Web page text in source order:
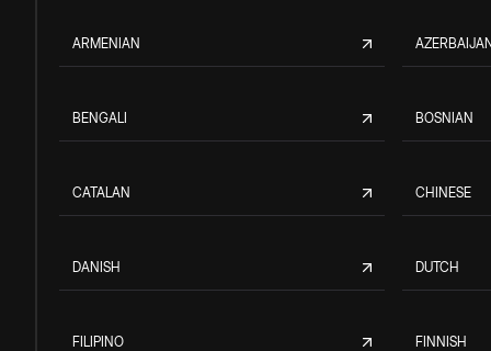
ARMENIAN
BENGALI BOSNIAN
CATALAN CHINESE
DANISH DUTCH
FILIPINO FINNISH